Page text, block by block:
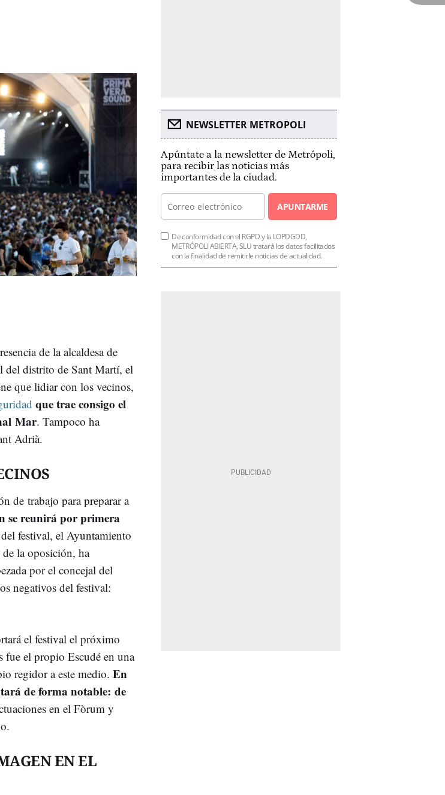
de la alcaldesa de
del distrito de Sant Martí, el
que lidiar con los vecinos,
que trae consigo el
Mar. Tampoco ha
Adrià.
de trabajo para preparar a
se reunirá por primera
festival, el Ayuntamiento
la oposición, ha
por el concejal del
negativos del festival:
el festival el próximo
fue el propio Escudé en una
regidor a este medio. En
de forma notable: de
en el Fòrum y
EN EL
NEWSLETTER METROPOLI
Apúntate a la newsletter de Metrópoli,
para recibir las noticias más
importantes de la ciudad.
APUNTARME
De conformidad con el RGPD y la LOPDGDD,
METRÓPOLI ABIERTA, SLU tratará los datos facilitados
con la finalidad de remitirle noticias de actualidad.